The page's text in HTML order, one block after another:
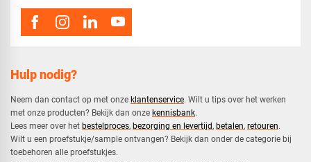
Hulp nodig?
Neem dan contact op met onze klantenservice. Wilt u tips over het werken
met onze producten? Bekijk dan onze kennisbank.
​Lees meer over het bestelproces, bezorging en levertijd, betalen, retouren.​
​Wilt u een proefstukje/sample ontvangen? Bekijk dan onder de categorie bij
toebehoren alle proefstukjes.